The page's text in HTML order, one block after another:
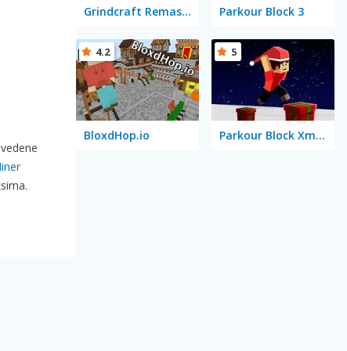
Grindcraft Remastered Parkour Block 3
BloxdHop.io
4.2
Parkour Block Xmas Special
5